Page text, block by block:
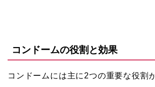
コンドームの役割と効果
コンドームには主に2つの重要な役割